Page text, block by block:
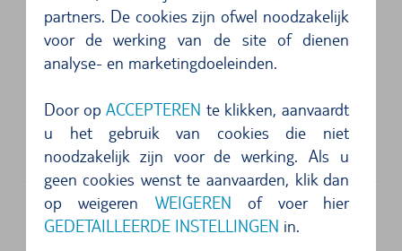
partners. De cookies zijn ofwel noodzakelijk
voor de werking van de site of dienen
analyse- en marketingdoeleinden.
Door opACCEPTEREN te klikken, aanvaardt
u het gebruik van cookies die niet
noodzakelijk zijn voor de werking. Als u
geen cookies wenst te aanvaarden, klik dan
op weigeren WEIGEREN of voer hier
GEDETAILLEERDE INSTELLINGEN in.
4 van 5 sterren
Service prinzipiell gut. Bei der Anmeldung war
die Person hinter der Glasscheibe nur sehr sc...
5 van 5 sterren
Alles gut!...
Adres